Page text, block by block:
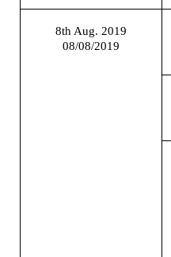
8th Aug. 2019
08/08/2019